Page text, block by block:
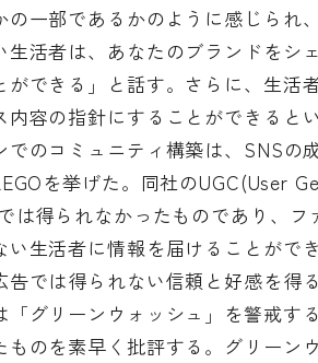
の一部であるかのように感じられ
生活者は、あなたのブランドをシ
できる」と話す。さらに、生活
内容の指針にすることができると
のコミュニティ構築は、SNSの
を挙げた。同社のUGC(User
は得られなかったものであり、
い生活者に情報を届けることがで
では得られない信頼と好感を得
「グリーンウォッシュ」を警戒す
ものを素早く批評する。グリーン